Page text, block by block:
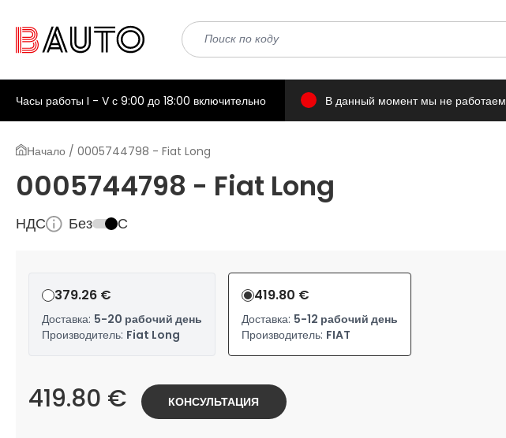
Часы работы I - V с 9:00 до 18:00 включительно В данный момент мы не работаем
Начало / 0005744798 - Fiat Long
0005744798 - Fiat Long
НДС Без С
379.26 €
Доставка: 5-20 рабочий день
Производитель: Fiat Long
419.80 €
Доставка: 5-12 рабочий день
Производитель: FIAT
419.80 € КОНСУЛЬТАЦИЯ